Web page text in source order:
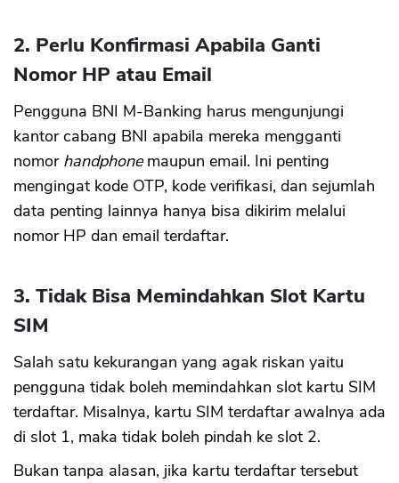
2. Perlu Konfirmasi Apabila Ganti
Nomor HP atau Email
Pengguna BNI M-Banking harus mengunjungi
kantor cabang BNI apabila mereka mengganti
nomor handphonemaupun email. Ini penting
mengingat kode OTP, kode verifikasi, dan sejumlah
data penting lainnya hanya bisa dikirim melalui
nomor HP dan email terdaftar.
3. Tidak Bisa Memindahkan Slot Kartu
SIM
Salah satu kekurangan yang agak riskan yaitu
pengguna tidak boleh memindahkan slot kartu SIM
terdaftar. Misalnya, kartu SIM terdaftar awalnya ada
di slot 1, maka tidak boleh pindah ke slot 2.
Bukan tanpa alasan, jika kartu terdaftar tersebut